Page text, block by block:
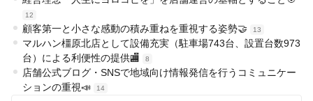
12
顧客第一と小さな感動の積み重ねを重視する姿勢🤝 13
マルハン橿原北店として設備充実（駐車場743台、設置台数973
台）による利便性の提供🏬
8
店舗公式ブログ・SNSで地域向け情報発信を行うコミュニケー
ションの重視📣
14